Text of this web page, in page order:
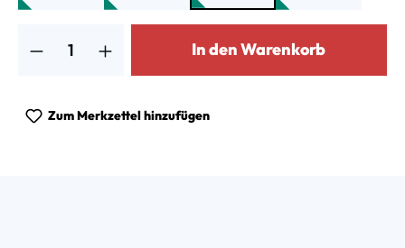
In den Warenkorb
Zum Merkzettel hinzufügen